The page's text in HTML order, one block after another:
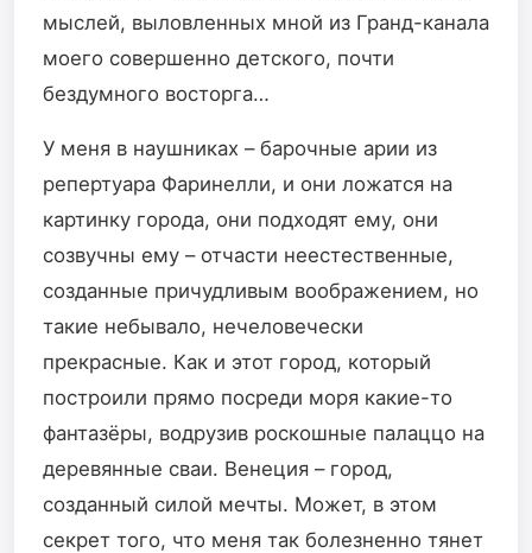
мыслей, выловленных мной из Гранд-канала
моего совершенно детского, почти
бездумного восторга…
У меня в наушниках – барочные арии из
репертуара Фаринелли, и они ложатся на
картинку города, они подходят ему, они
созвучны ему – отчасти неестественные,
созданные причудливым воображением, но
такие небывало, нечеловечески
прекрасные. Как и этот город, который
построили прямо посреди моря какие-то
фантазёры, водрузив роскошные палаццо на
деревянные сваи. Венеция – город,
созданный силой мечты. Может, в этом
секрет того, что меня так болезненно тянет